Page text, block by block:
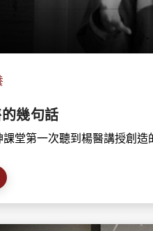
幾句話
課堂第一次聽到楊醫講授創造